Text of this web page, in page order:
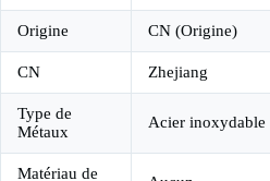
Origine CN (Origine)
CN Zhejiang
Type de
Métaux
Acier inoxydable
Matériau de